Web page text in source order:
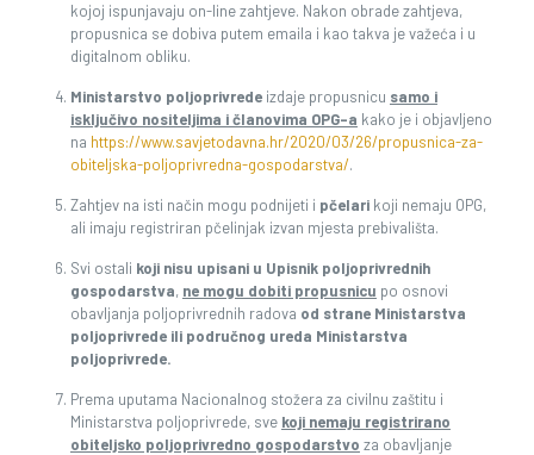
kojoj ispunjavaju on-line zahtjeve. Nakon obrade zahtjeva,
propusnica se dobiva putem emaila i kao takva je važeća i u
digitalnom obliku.
Ministarstvo poljoprivredeizdaje propusnicu samo i
isključivo nositeljima i članovima OPG-a kako je i objavljeno
na https://www.savjetodavna.hr/2020/03/26/propusnica-za-
obiteljska-poljoprivredna-gospodarstva/.
Zahtjev na isti način mogu podnijeti i pčelarikoji nemaju OPG,
ali imaju registriran pčelinjak izvan mjesta prebivališta.
Svi ostali koji nisu upisani u Upisnik poljoprivrednih
gospodarstva, ne mogu dobiti propusnicu po osnovi
obavljanja poljoprivrednih radova od strane Ministarstva
poljoprivrede ili područnog ureda Ministarstva
poljoprivrede.
Prema uputama Nacionalnog stožera za civilnu zaštitu i
Ministarstva poljoprivrede, sve koji nemaju registrirano
obiteljsko poljoprivredno gospodarstvo za obavljanje